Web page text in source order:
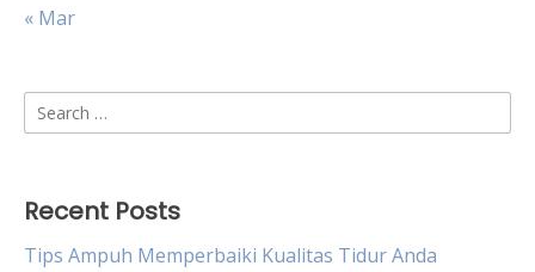
« Mar
Search
for:
Recent Posts
Tips Ampuh Memperbaiki Kualitas Tidur Anda